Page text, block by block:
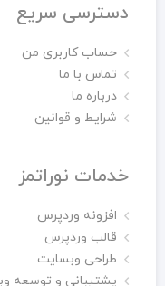
دسترسی سریع
حساب کاربری من
تماس با ما
درباره ما
شرایط و قوانین
خدمات نوراتمز
افزونه وردپرس
قالب وردپرس
طراحی وبسایت
پشتیبانی و توسعه